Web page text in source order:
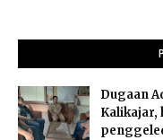
Dugaan
Kalikajar,